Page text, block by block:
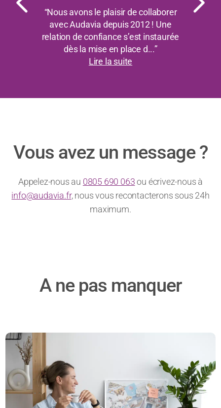
“Nous avons le plaisir de collaborer
avec Audavia depuis 2012 ! Une
relation de confiance s’est instaurée
dès la mise en place d...”
Lire la suite
Vous avez un message ?
Appelez-nous au 0805 690 063ou écrivez-nous à
info@audavia.fr, nous vous recontacterons sous 24h
maximum.
A ne pas manquer